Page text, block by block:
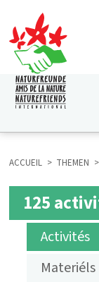
contenu
principal
FIL
ACCUEIL THEMEN
125
125
Activités
Materiéls